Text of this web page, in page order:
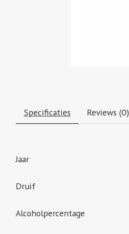
Specificaties Reviews (0)
Jaar
Druif
Alcoholpercentage